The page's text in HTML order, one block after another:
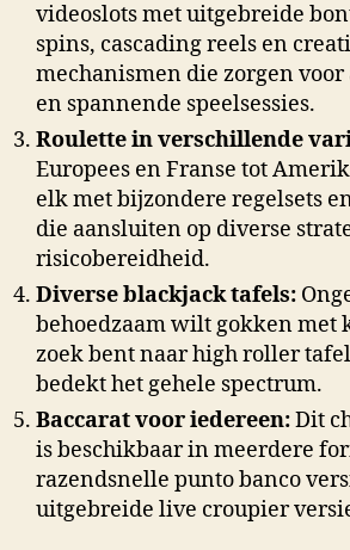
videoslots met uitgebreide
spins, cascading reels en
mechanismen die zorgen
en spannende speelsessies.
Roulette in verschillende
Europees en Franse tot
elk met bijzondere regelsets
die aansluiten op diverse
risicobereidheid.
Diverse blackjack tafels:
behoedzaam wilt gokken met
zoek bent naar high roller
bedekt het gehele spectrum.
Baccarat voor iedereen:Dit
is beschikbaar in meerdere
razendsnelle punto banco
uitgebreide live croupier